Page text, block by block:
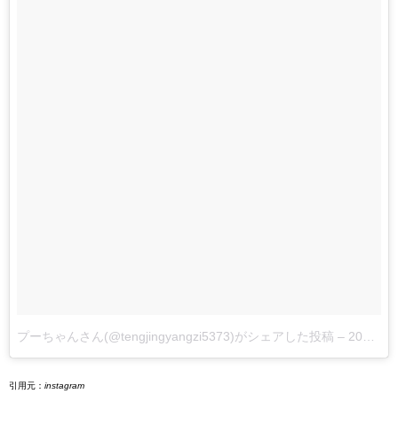
プーちゃんさん(@tengjingyangzi5373)がシェアした投稿 – 2017年12月月21日午後7時17分PST
引用元： instagram